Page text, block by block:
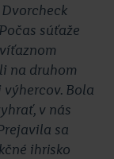
súťaže
na druhom
Bola
v nás
sa
ihrisko